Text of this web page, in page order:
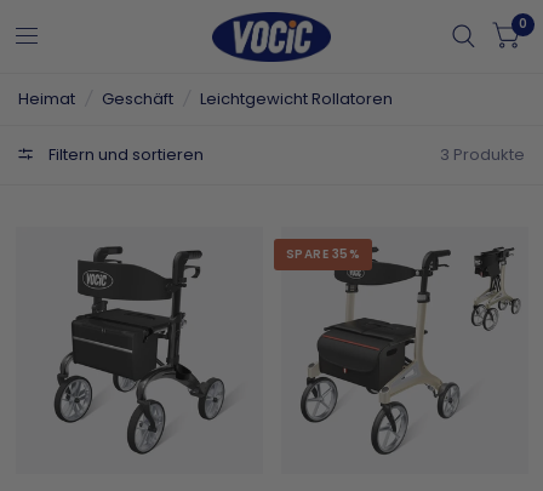
0
Heimat Geschäft Leichtgewicht Rollatoren
Filtern und sortieren 3 Produkte
SPARE 35%